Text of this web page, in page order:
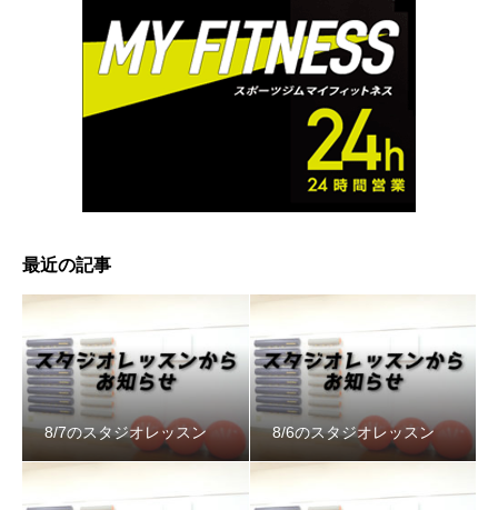
最近の記事
8/7のスタジオレッスン 8/6のスタジオレッスン